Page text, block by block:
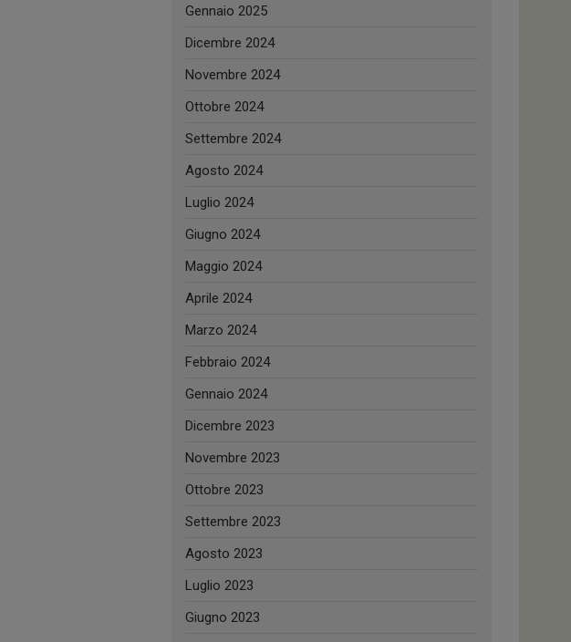
Gennaio 2025
Dicembre 2024
Novembre 2024
Ottobre 2024
Settembre 2024
Agosto 2024
Luglio 2024
Giugno 2024
Maggio 2024
Aprile 2024
Marzo 2024
Febbraio 2024
Gennaio 2024
Dicembre 2023
Novembre 2023
Ottobre 2023
Settembre 2023
Agosto 2023
Luglio 2023
Giugno 2023